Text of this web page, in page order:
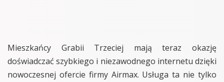
Mieszkańcy Grabii Trzeciej mają teraz okazję
doświadczać szybkiego i niezawodnego internetu dzięki
nowoczesnej ofercie firmy Airmax. Usługa ta nie tylko